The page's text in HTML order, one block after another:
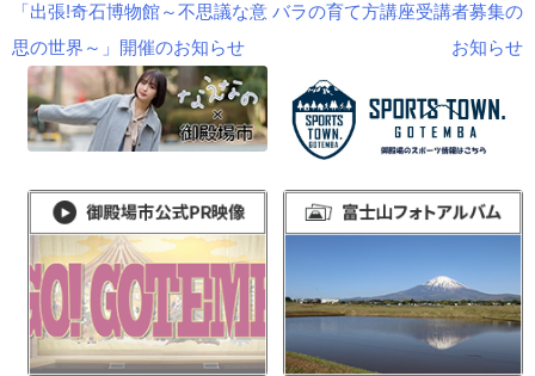
投
稿
ナ
ー
シ
ョ
「出張!奇石博物館～不思議な意
思の世界～」開催のお知らせ
バラの育て方講座受講者募集の
お知らせ